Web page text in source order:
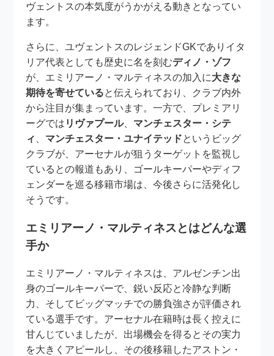
ヴェントスの本気度がうかがえる動きとなってい
ます。
さらに、ユヴェントスのレジェンドGKでありイタ
リア代表としても歴史に名を刻むディノ・ゾフ
が、エミリアーノ・マルティネスの加入に大きな
期待を寄せていると伝えられており、クラブ内外
から注目が集まっています。一方で、プレミアリ
ーグでは リヴァプール、 マンチェスター・シテ
ィ
マンチェスター・ユナイテッドというビッグ
クラブが、アーセナルが狙うターゲットを監視し
ているとの報道もあり、ゴールキーパーやディフ
ェンダーを巡る移籍市場は、今後さらに活発化し
そうです。
エミリアーノ・マルティネスとはどんな選
手か
エミリアーノ・マルティネスは、アルゼンチン出
身のゴールキーパーで、鋭い反応と冷静な判断
力、そしてビッグマッチでの勝負強さが評価され
ている選手です。アーセナル在籍時は長く控えに
甘んじていましたが、出場機会を得るとその実力
を大きくアピールし、その後移籍したアストン・